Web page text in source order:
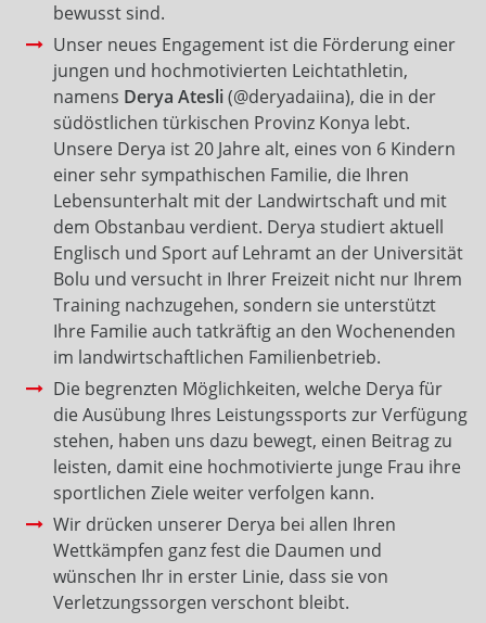
bewusst sind.
Unser neues Engagement ist die Förderung einer
jungen und hochmotivierten Leichtathletin,
namens Derya Atesli(@deryadaiina), die in der
südöstlichen türkischen Provinz Konya lebt.
Unsere Derya ist 20 Jahre alt, eines von 6 Kindern
einer sehr sympathischen Familie, die Ihren
Lebensunterhalt mit der Landwirtschaft und mit
dem Obstanbau verdient. Derya studiert aktuell
Englisch und Sport auf Lehramt an der Universität
Bolu und versucht in Ihrer Freizeit nicht nur Ihrem
Training nachzugehen, sondern sie unterstützt
Ihre Familie auch tatkräftig an den Wochenenden
im landwirtschaftlichen Familienbetrieb.
Die begrenzten Möglichkeiten, welche Derya für
die Ausübung Ihres Leistungssports zur Verfügung
stehen, haben uns dazu bewegt, einen Beitrag zu
leisten, damit eine hochmotivierte junge Frau ihre
sportlichen Ziele weiter verfolgen kann.
Wir drücken unserer Derya bei allen Ihren
Wettkämpfen ganz fest die Daumen und
wünschen Ihr in erster Linie, dass sie von
Verletzungssorgen verschont bleibt.